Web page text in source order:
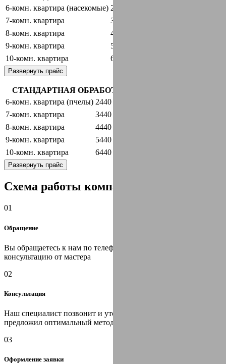
6-комн. квартира (насекомые) 2440 руб.
7-комн. квартира 3440 руб.
8-комн. квартира 4440 руб.
9-комн. квартира 5440 руб.
10-комн. квартира 6440 руб.
Развернуть прайс
СТАНДАРТНАЯ ОБРАБОТКА + ГАРАНТИЯ
6-комн. квартира (пчелы) 2440 руб.
7-комн. квартира 3440 руб.
8-комн. квартира 4440 руб.
9-комн. квартира 5440 руб.
10-комн. квартира 6440 руб.
Развернуть прайс
Схема работы компании:
01
Обращение
Вы обращаетесь к нам по телефону или оставляете заявку на
консультацию от мастера
02
Консультация
Наш специалист позвонит и уточнит информацию, затем
предложил оптимальный метод решения Вашей проблемы
03
Оформление заявки